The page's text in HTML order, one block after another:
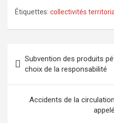
Étiquettes: collectivités
de
l’article
Subvention des produits
choix de la responsabilité
Accidents de la